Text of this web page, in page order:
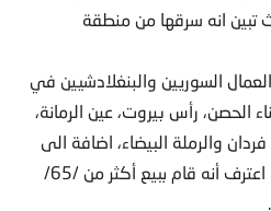
تبين انه سرقها من منطقة
السوريين والبنغلادشيين في
الحصن، رأس بيروت، عين الرمانة،
فردان والرملة البيضاء، اضافة الى
عدة أماكن في الضاحية، كما اعترف أنه قام ببيع أكثر من /65/